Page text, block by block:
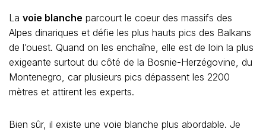
La voie blanche parcourt le coeur des massifs des
Alpes dinariques et défie les plus hauts pics des Balkans
de l’ouest. Quand on les enchaîne, elle est de loin la plus
exigeante surtout du côté de la Bosnie-Herzégovine, du
Montenegro, car plusieurs pics dépassent les 2200
mètres et attirent les experts.
Bien sûr, il existe une voie blanche plus abordable. Je